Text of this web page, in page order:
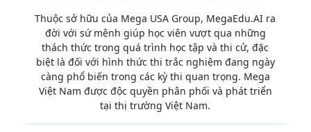
Thuộc sở hữu của Mega USA Group, MegaEdu.AI ra
đời với sứ mệnh giúp học viên vượt qua những
thách thức trong quá trình học tập và thi cử, đặc
biệt là đối với hình thức thi trắc nghiệm đang ngày
càng phổ biến trong các kỳ thi quan trọng. Mega
Việt Nam được độc quyền phân phối và phát triển
tại thị trường Việt Nam.